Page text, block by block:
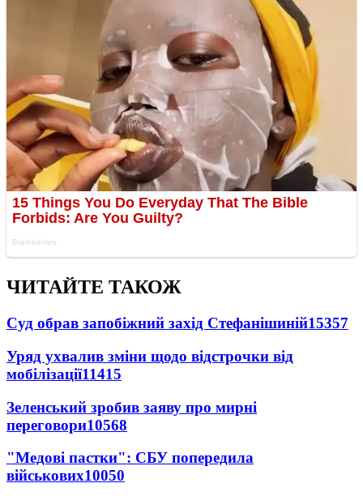
ЧИТАЙТЕ ТАКОЖ
Суд обрав запобіжний захід Стефанішиній15357
Уряд ухвалив зміни щодо відстрочки від
мобілізації11415
Зеленський зробив заяву про мирні
переговори10568
"Медові пастки": СБУ попередила
військових10050